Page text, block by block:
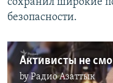
сохранил широкие
безопасности.
byРадио Азаттык